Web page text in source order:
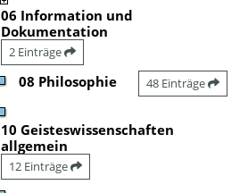
06 Information und
Dokumentation
2 Einträge
08 Philosophie 48 Einträge
10 Geisteswissenschaften
allgemein
12 Einträge